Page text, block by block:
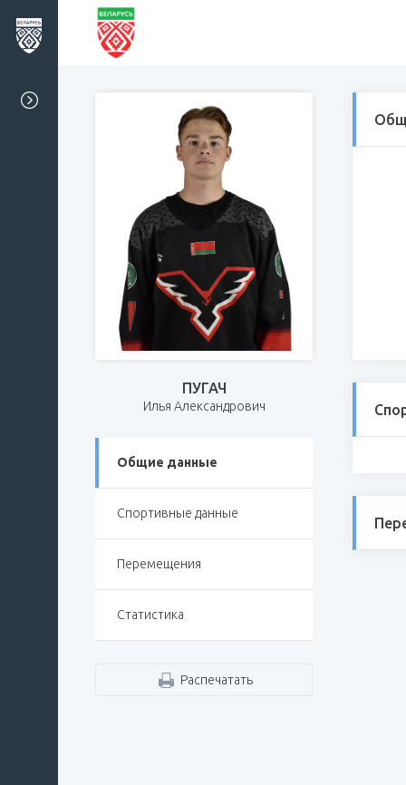
ПУГАЧ
Илья Александрович
Общие данные
Спортивные данные
Перемещения
Статистика
Распечатать